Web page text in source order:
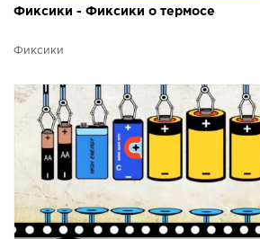
Фиксики - Фиксики о термосе
Фиксики